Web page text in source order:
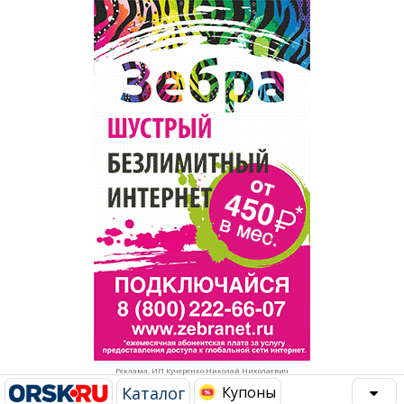
Реклама. ИП Кучеренко Николай Николаевич
Каталог Купоны
Рестораны, кафе, бары
Развлечения и отдых
Спорт Фитнес
Недвижимость
Красота Косметология
Торговля
Бизнес и финансы
Юристы, Экспертиза, Страхование
Ремонт
Социальные организации
Это интересно
Администрация
Популярное →